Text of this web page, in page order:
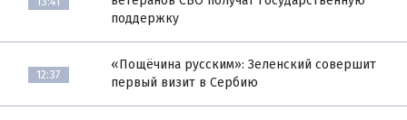
поддержку
12:37
«Пощёчина русским»: Зеленский совершит
первый визит в Сербию